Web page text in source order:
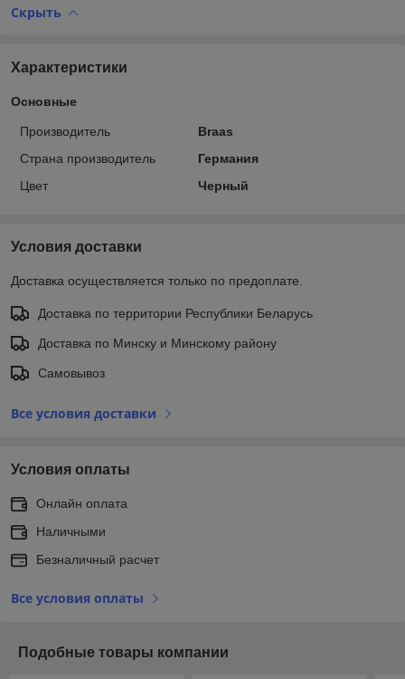
Скрыть
Характеристики
Основные
Производитель
Braas
Страна производитель
Германия
Цвет
Черный
Условия доставки
Доставка осуществляется только по предоплате.
Доставка по территории Республики Беларусь
Доставка по Минску и Минскому району
Самовывоз
Все условия доставки
Условия оплаты
Онлайн оплата
Наличными
Безналичный расчет
Все условия оплаты
Подобные товары компании